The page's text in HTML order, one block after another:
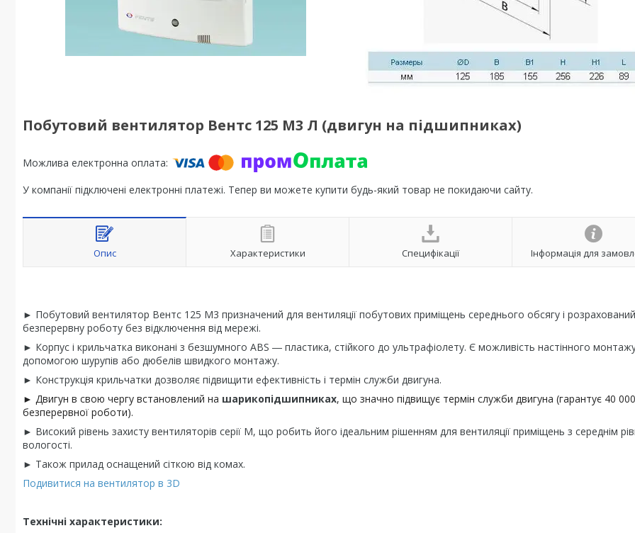
Побутовий вентилятор Вентс 125 М3 Л (двигун на підшипниках)
У компанії підключені електронні платежі. Тепер ви можете купити будь-який товар не покидаючи сайту.
Опис Характеристики Специфікації Інформація для
► Побутовий вентилятор Вентс 125 М3 призначений для вентиляції побутових приміщень середнього обсягу і
безперервну роботу без відключення від мережі.
► Корпус і крильчатка виконані з безшумного ABS ― пластика, стійкого до ультрафіолету. Є можливість настінного
допомогою шурупів або дюбелів швидкого монтажу.
► Конструкція крильчатки дозволяє підвищити ефективність і термін служби двигуна.
► Двигун в свою чергу встановлений на шарикопідшипниках, що значно підвищує термін служби двигуна (гарантує 40
безперервної роботи).
► Високий рівень захисту вентиляторів серії М, що робить його ідеальним рішенням для вентиляції приміщень з середнім
вологості.
► Також прилад оснащений сіткою від комах.
Подивитися на вентилятор в 3D
Технічні характеристики: